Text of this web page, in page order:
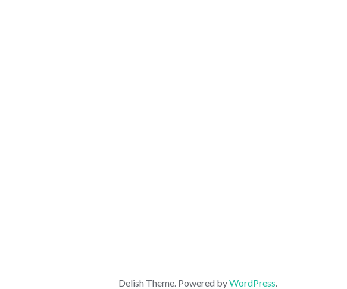
Delish Theme. Powered byWordPress